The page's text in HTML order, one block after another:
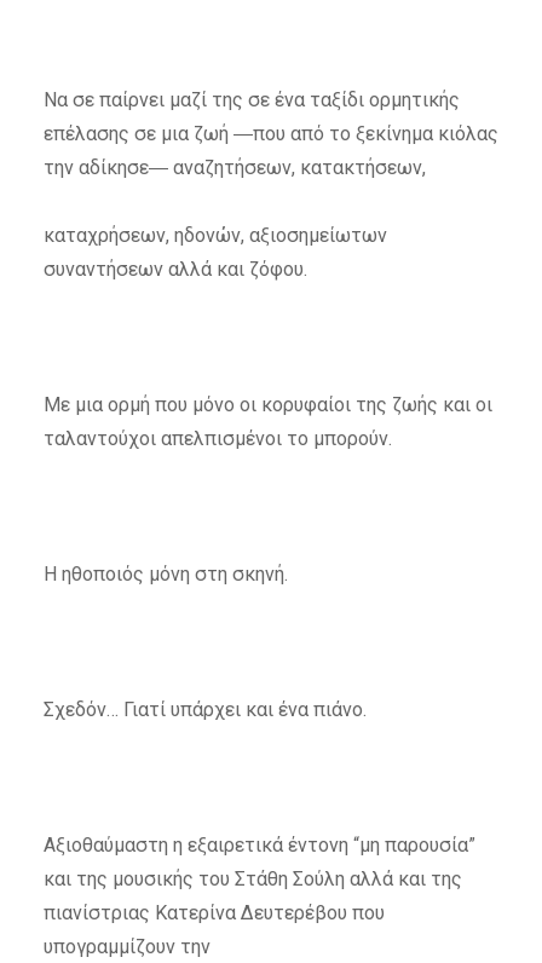
Να σε παίρνει μαζί της σε ένα ταξίδι ορμητικής
επέλασης σε μια ζωή ―που από το ξεκίνημα κιόλας
την αδίκησε― αναζητήσεων, κατακτήσεων,
καταχρήσεων, ηδονών, αξιοσημείωτων
συναντήσεων αλλά και ζόφου.
Με μια ορμή που μόνο οι κορυφαίοι της ζωής και οι
ταλαντούχοι απελπισμένοι το μπορούν.
Η ηθοποιός μόνη στη σκηνή.
Σχεδόν… Γιατί υπάρχει και ένα πιάνο.
Αξιοθαύμαστη η εξαιρετικά έντονη “μη παρουσία”
και της μουσικής του Στάθη Σούλη αλλά και της
πιανίστριας Κατερίνα Δευτερέβου που
υπογραμμίζουν την